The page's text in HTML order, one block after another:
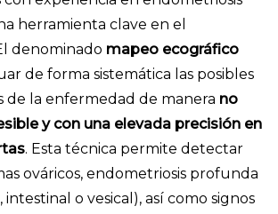
herramienta clave en el
denominado mapeo ecográfico
de forma sistemática las posibles
de la enfermedad de manera no
y con una elevada precisión en
. Esta técnica permite detectar
ováricos, endometriosis profunda
o vesical), así como signos